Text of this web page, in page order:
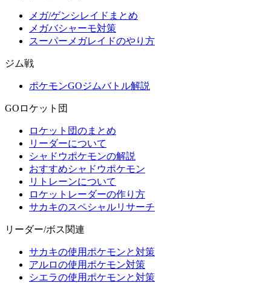
メガ/ゲンシレイドまとめ
メガバシャーモ対策
スーパーメガレイドのやり方
ジム戦
ポケモンGOジムバトル解説
GOロケット団
ロケット団のまとめ
リーダーについて
シャドウポケモンの解説
おすすめシャドウポケモン
リトレーンについて
ロケットレーダーの作り方
サカキのスペシャルリサーチ
リーダー/ボス関連
サカキの使用ポケモンと対策
アルロの使用ポケモン対策
シエラの使用ポケモンと対策